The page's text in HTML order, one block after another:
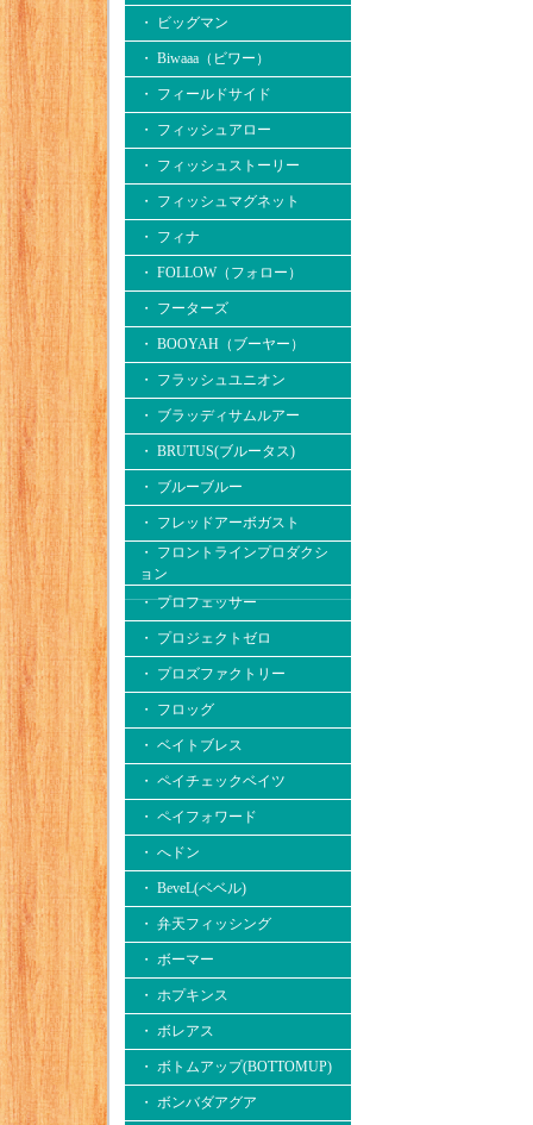
・ ビッグマン
・ Biwaaa（ビワー）
・ フィールドサイド
・ フィッシュアロー
・ フィッシュストーリー
・ フィッシュマグネット
・ フィナ
・ FOLLOW（フォロー）
・ フーターズ
・ BOOYAH（ブーヤー）
・ フラッシュユニオン
・ ブラッディサムルアー
・ BRUTUS(ブルータス)
・ ブルーブルー
・ フレッドアーボガスト
・ フロントラインプロダクシ
ョン
・ プロフェッサー
・ プロジェクトゼロ
・ プロズファクトリー
・ フロッグ
・ ベイトブレス
・ ペイチェックベイツ
・ ペイフォワード
・ へドン
・ BeveL(ベベル)
・ 弁天フィッシング
・ ボーマー
・ ホプキンス
・ ボレアス
・ ボトムアップ(BOTTOMUP)
・ ボンバダアグア